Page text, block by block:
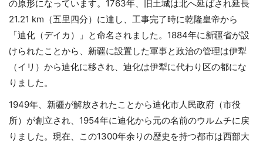
の原形になっています。1763年、旧土城は北へ延ばされ延長
21.21 km（五里四分）に達し、工事完了時に乾隆皇帝から
「迪化（デイカ）」と命名されました。1884年に新疆省が設
けられたことから、新疆に設置した軍事と政治の管理は伊犁
（イリ）から迪化に移され、迪化は伊犁に代わり区の都にな
りました。
1949年、新疆が解放されたことから迪化市人民政府（市役
所）が創立され、1954年に迪化から元の名前のウルムチに戻
りました。現在、この1300年余りの歴史を持つ都市は西部大